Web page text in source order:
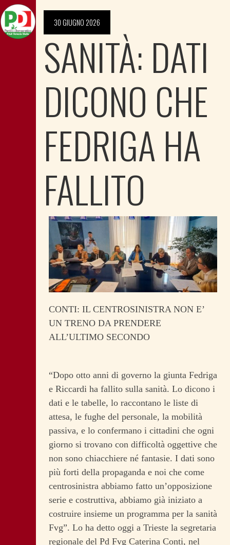
30 GIUGNO 2026
SANITÀ: DATI
DICONO CHE
FEDRIGA HA
FALLITO
CONTI: IL CENTROSINISTRA NON E’
UN TRENO DA PRENDERE
ALL’ULTIMO SECONDO
“Dopo otto anni di governo la giunta Fedriga
e Riccardi ha fallito sulla sanità. Lo dicono i
dati e le tabelle, lo raccontano le liste di
attesa, le fughe del personale, la mobilità
passiva, e lo confermano i cittadini che ogni
giorno si trovano con difficoltà oggettive che
non sono chiacchiere né fantasie. I dati sono
più forti della propaganda e noi che come
centrosinistra abbiamo fatto un’opposizione
serie e costruttiva, abbiamo già iniziato a
costruire insieme un programma per la sanità
Fvg”. Lo ha detto oggi a Trieste la segretaria
regionale del Pd Fvg Caterina Conti, nel